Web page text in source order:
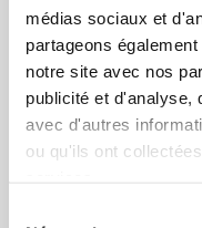
médias sociaux et
partageons
notre site avec nos
publicité et d'analyse,
avec d'autres
ou qu'ils ont
Pourquoi l’industrie
veut conserver